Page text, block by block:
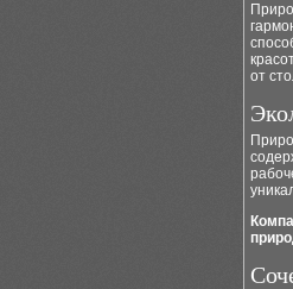
от